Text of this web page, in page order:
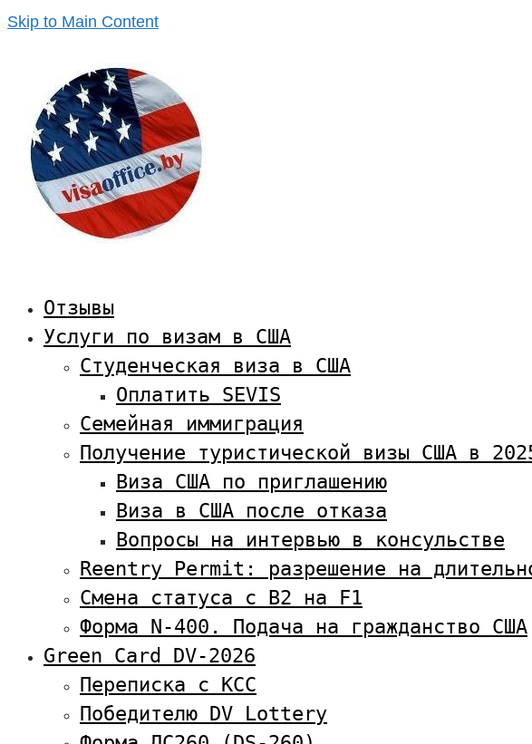
Skip to Main Content
Отзывы
Услуги по визам в США
Студенческая виза в США
Оплатить SEVIS
Семейная иммиграция
Получение туристической визы США в
Виза США по приглашению
Виза в США после отказа
Вопросы на интервью в консульстве
Reentry Permit: разрешение на
Смена статуса с В2 на F1
Форма N-400. Подача на гражданство США
Green Card DV-2026
Переписка с KCC
Победителю DV Lottery